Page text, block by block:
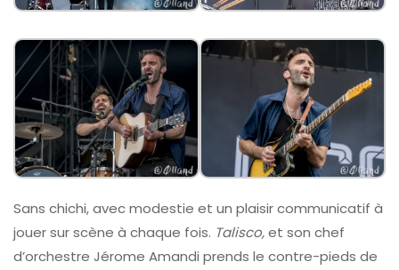
Sans chichi, avec modestie et un plaisir communicatif à
jouer sur scène à chaque fois. Talisco,et son chef
d’orchestre Jérome Amandi prends le contre-pieds de